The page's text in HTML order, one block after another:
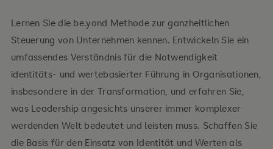
Lernen Sie die be.yond Methode zur ganzheitlichen
Steuerung von Unternehmen kennen. Entwickeln Sie ein
umfassendes Verständnis für die Notwendigkeit
identitäts- und wertebasierter Führung in Organisationen,
insbesondere in der Transformation, und erfahren Sie,
was Leadership angesichts unserer immer komplexer
werdenden Welt bedeutet und leisten muss. Schaffen Sie
die Basis für den Einsatz von Identität und Werten als